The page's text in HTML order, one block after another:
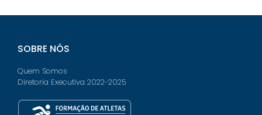
SOBRE NÓS
Quem Somos
Diretoria Executiva 2022-2025